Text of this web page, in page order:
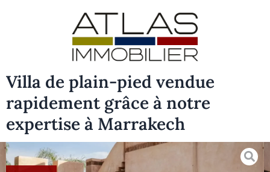
Villa de plain-pied vendue
rapidement grâce à notre
expertise à Marrakech